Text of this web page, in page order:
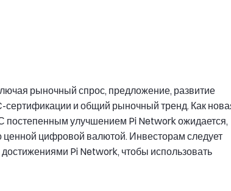
рыночный спрос, предложение, развитие
сертификации и общий рыночный тренд. Как
постепенным улучшением Pi Network ожидается,
ценной цифровой валютой. Инвесторам следует
Pi Network, чтобы использовать